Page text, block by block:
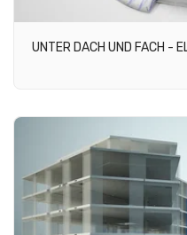
UNTER DACH UND FACH -